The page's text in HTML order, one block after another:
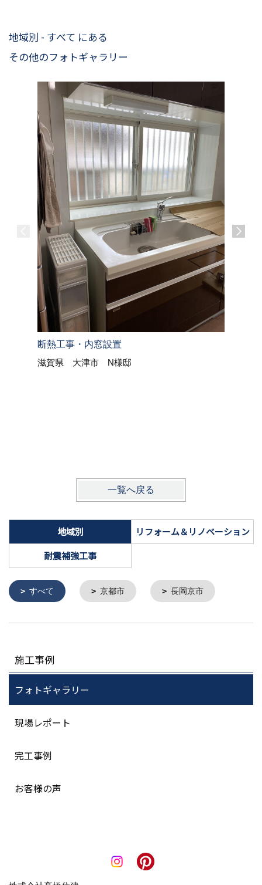
地域別 - すべて にある
その他のフォトギャラリー
断熱工事・内窓設置
滋賀県 大津市 N様邸
一覧へ戻る
地域別
リフォーム＆リノベーション
耐震補強工事
すべて 京都市 長岡京市
施工事例
フォトギャラリー
現場レポート
完工事例
お客様の声